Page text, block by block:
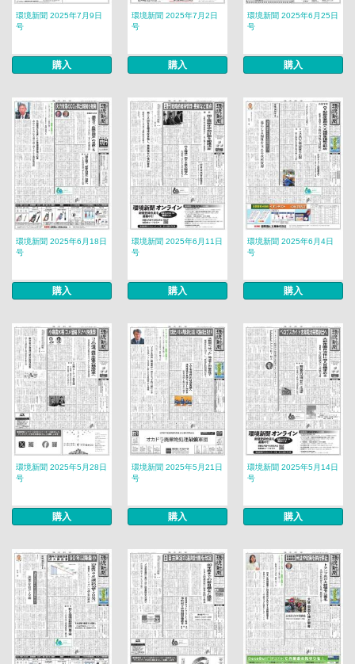
環境新聞 2025年7月9日
号
購入
環境新聞 2025年7月2日
号
購入
環境新聞 2025年6月25日
号
購入
環境新聞 2025年6月18日
号
購入
環境新聞 2025年6月11日
号
購入
環境新聞 2025年6月4日
号
購入
環境新聞 2025年5月28日
号
購入
環境新聞 2025年5月21日
号
購入
環境新聞 2025年5月14日
号
購入